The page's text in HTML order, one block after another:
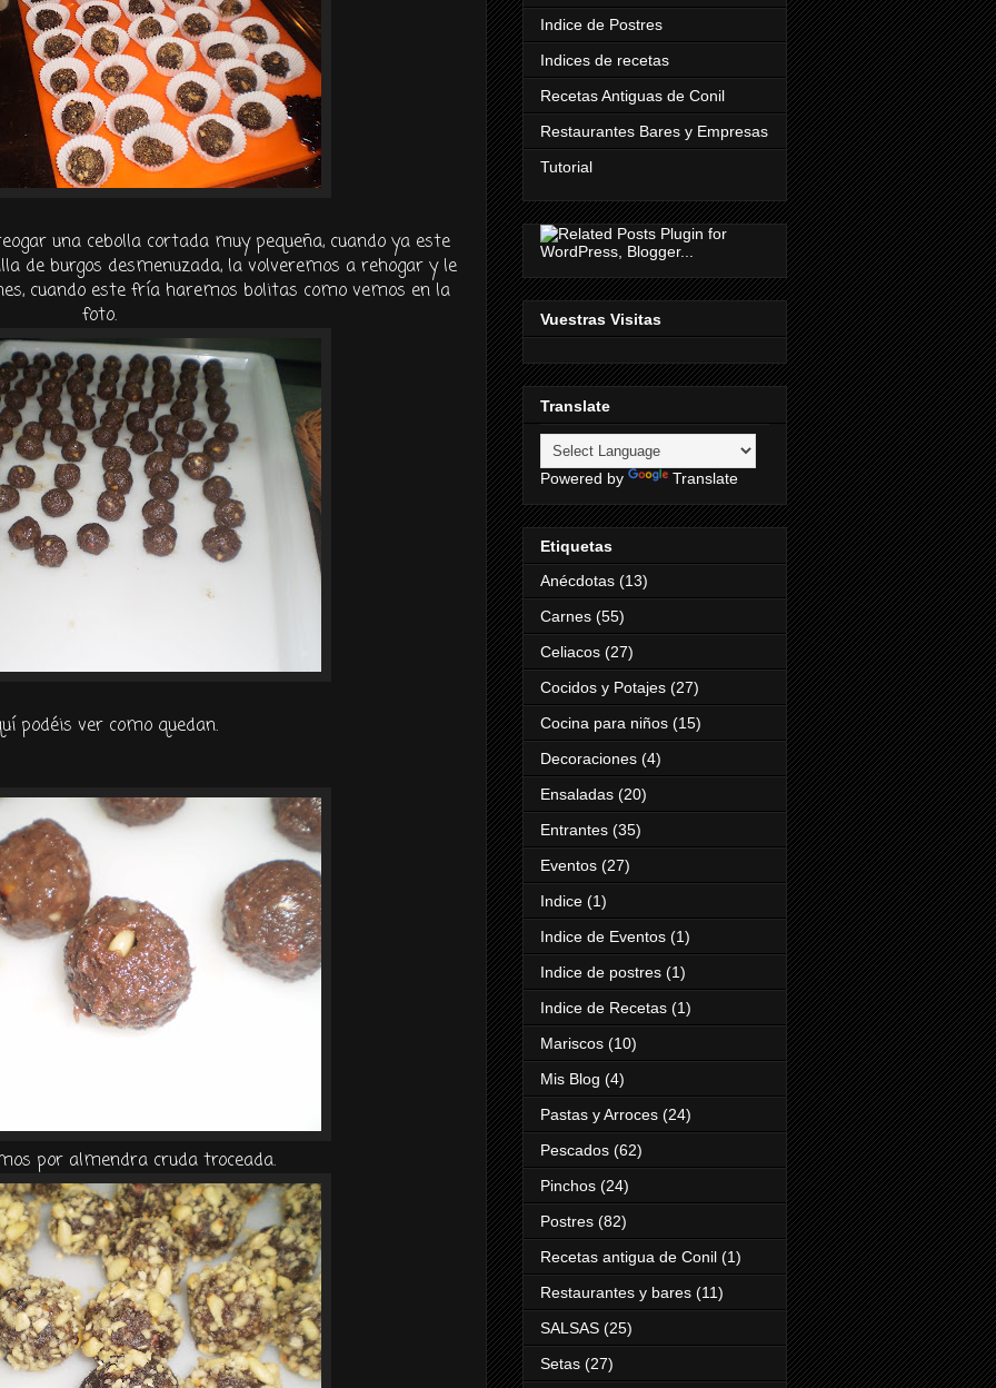
una cebolla cortada muy pequeña, cuando ya este
de burgos desmenuzada, la volveremos a rehogar y le
cuando este fría haremos bolitas como vemos en la
foto.
podéis ver como quedan.
por almendra cruda troceada.
Indice de Postres
Indices de recetas
Recetas Antiguas de Conil
Restaurantes Bares y Empresas
Tutorial
Vuestras Visitas
Translate
Powered by Translate
Etiquetas
Anécdotas (13)
Carnes (55)
Celiacos (27)
Cocidos y Potajes (27)
Cocina para niños (15)
Decoraciones (4)
Ensaladas (20)
Entrantes (35)
Eventos (27)
Indice (1)
Indice de Eventos (1)
Indice de postres (1)
Indice de Recetas (1)
Mariscos (10)
Mis Blog (4)
Pastas y Arroces (24)
Pescados (62)
Pinchos (24)
Postres (82)
Recetas antigua de Conil (1)
Restaurantes y bares (11)
SALSAS (25)
Setas (27)